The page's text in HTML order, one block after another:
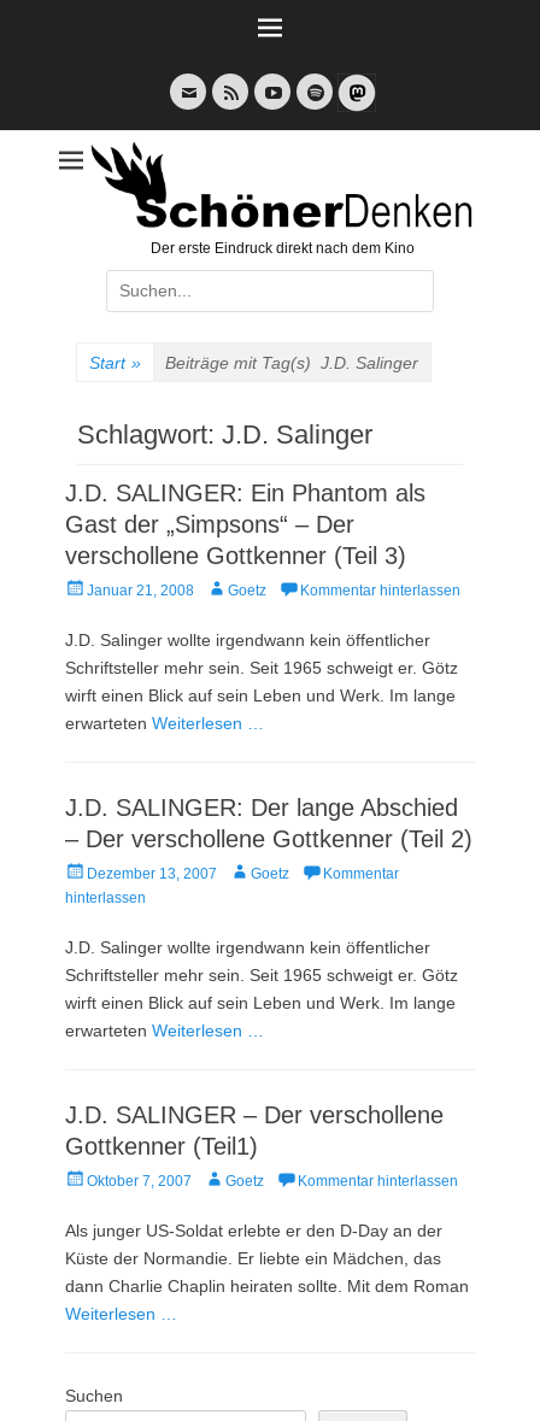
E-
Mail
Feed YouTubeSpotify
Der erste Eindruck direkt nach dem Kino
Suche
nach:
Start » Beiträge mit Tag(s) J.D. Salinger
Schlagwort: J.D. Salinger
J.D. SALINGER: Ein Phantom als
Gast der „Simpsons“ – Der
verschollene Gottkenner (Teil 3)
Veröffentlicht
Januar 21, 2008 AutorGoetz Kommentar hinterlassen
J.D. Salinger wollte irgendwann kein öffentlicher
Schriftsteller mehr sein. Seit 1965 schweigt er. Götz
wirft einen Blick auf sein Leben und Werk. Im lange
erwarteten Weiterlesen …
J.D. SALINGER: Der lange Abschied
– Der verschollene Gottkenner (Teil 2)
Veröffentlicht
am
Dezember 13, 2007 AutorGoetz
Kommentar
hinterlassen
J.D. Salinger wollte irgendwann kein öffentlicher
Schriftsteller mehr sein. Seit 1965 schweigt er. Götz
wirft einen Blick auf sein Leben und Werk. Im lange
erwarteten Weiterlesen …
J.D. SALINGER – Der verschollene
Gottkenner (Teil1)
Veröffentlicht
Oktober 7, 2007 AutorGoetz Kommentar hinterlassen
Als junger US-Soldat erlebte er den D-Day an der
Küste der Normandie. Er liebte ein Mädchen, das
dann Charlie Chaplin heiraten sollte. Mit dem Roman
Weiterlesen …
Suchen